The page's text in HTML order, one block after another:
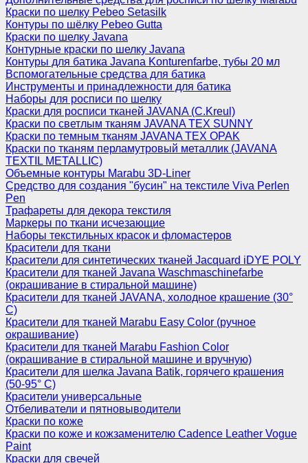
Краски по шелку Pebeo Setasilk
Контуры по шёлку Pebeo Gutta
Краски по шелку Javana
Контурные краски по шелку Javana
Контуры для батика Javana Konturenfarbe, тубы 20 мл
Вспомогательные средства для батика
Инструменты и принадлежности для батика
Наборы для росписи по шелку
Краски для росписи тканей JAVANA (C.Kreul)
Краски по светлым тканям JAVANA TEX SUNNY
Краски по темным тканям JAVANA TEX OPAK
Краски по тканям перламутровый металлик (JAVANA
TEXTIL METALLIC)
Объемные контуры Marabu 3D-Liner
Средство для создания "бусин" на текстиле Viva Perlen
Pen
Трафареты для декора текстиля
Маркеры по ткани исчезающие
Наборы текстильных красок и фломастеров
Красители для ткани
Красители для синтетических тканей Jacquard iDYE POLY
Красители для тканей Javana Waschmaschinefarbe
(окрашивание в стиральной машине)
Красители для тканей JAVANA, холодное крашение (30°
С)
Красители для тканей Marabu Easy Color (ручное
окрашивание)
Красители для тканей Marabu Fashion Color
(окрашивание в стиральной машине и вручную)
Красители для шелка Javana Batik, горячего крашения
(50-95° С)
Красители универсальные
Отбеливатели и пятновыводители
Краски по коже
Краски по коже и кожзаменителю Cadence Leather Vogue
Paint
Краски для свечей